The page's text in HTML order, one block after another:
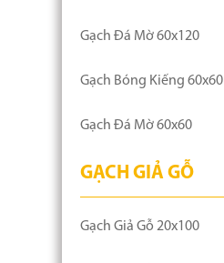
Gạch Đá Mờ 60x120
Gạch Bóng Kiếng 60x60
Gạch Đá Mờ 60x60
GẠCH GIẢ GỖ
Gạch Giả Gỗ 20x100